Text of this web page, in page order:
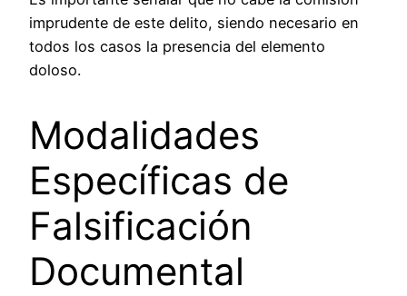
imprudente de este delito, siendo necesario en
todos los casos la presencia del elemento
doloso.
Modalidades
Específicas de
Falsificación
Documental